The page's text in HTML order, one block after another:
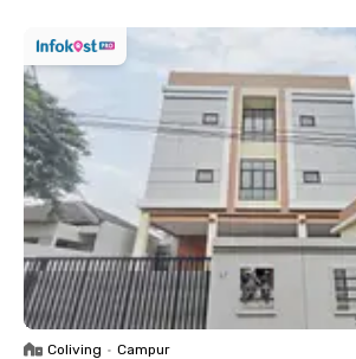
Coliving • Campur